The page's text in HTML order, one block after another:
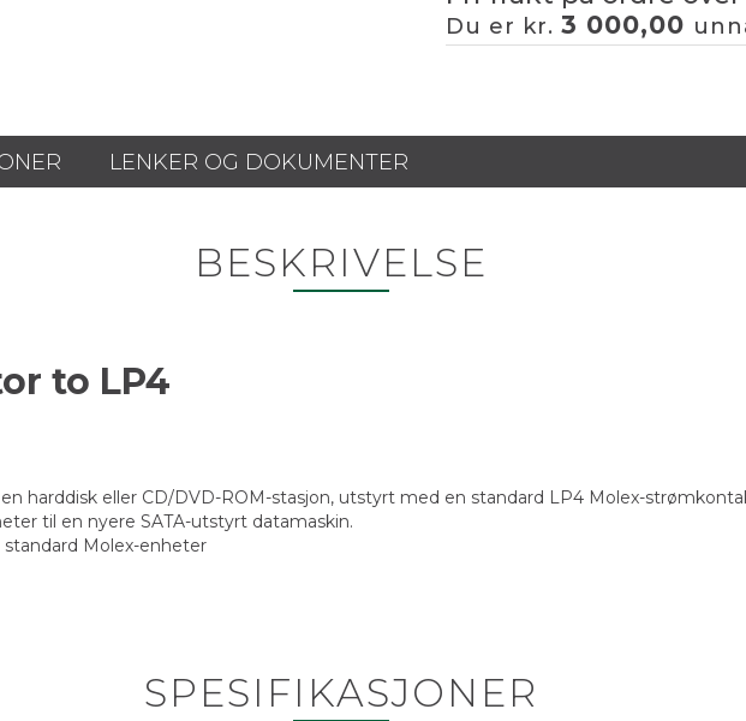
Du er kr. 3 000,00
LENKER OG DOKUMENTER
BESKRIVELSE
to LP4
harddisk eller CD/DVD-ROM-stasjon, utstyrt med en standard LP4 Molex-
til en nyere SATA-utstyrt datamaskin.
Molex-enheter
SPESIFIKASJONER